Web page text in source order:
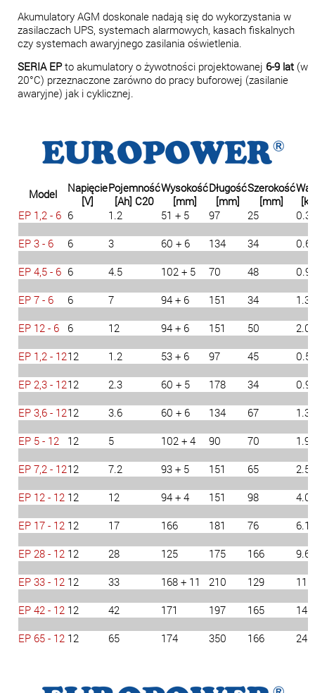
Akumulatory AGM doskonale nadają się do wykorzystania w
zasilaczach UPS, systemach alarmowych, kasach fiskalnych
czy systemach awaryjnego zasilania oświetlenia.
SERIA EPto akumulatory o żywotności projektowanej 6-9 lat(w
20°C) przeznaczone zarówno do pracy buforowej (zasilanie
awaryjne) jak i cyklicznej.
Model
Napięcie
[V]
Pojemność
[Ah] C20
Wysokość
[mm]
Długość
[mm]
Szerokość
[mm]
EP 1,2 - 6 6 1.2 51 + 5 97 25 0.3
EP 3 - 6 6 3 60 + 6 134 34
EP 4,5 - 6 6 4.5 102 + 5 70 48
EP 7 - 6 6 7 94 + 6 151 34 1.3
EP 12 - 6 6 12 94 + 6 151 50
EP 1,2 - 1212 1.2 53 + 6 97 45
EP 2,3 - 1212 2.3 60 + 5 178 34
EP 3,6 - 1212 3.6 60 + 6 134 67 1.35
EP 5 - 12 12 5 102 + 4 90 70 1.92
EP 7,2 - 1212 7.2 93 + 5 151 65 2.54
EP 12 - 12 12 12 94 + 4 151 98
EP 17 - 12 12 17 166 181 76 6.15
EP 28 - 12 12 28 125 175 166 9.6
EP 33 - 12 12 33 168 + 11 210 129
EP 42 - 12 12 42 171 197 165 14.3
EP 65 - 12 12 65 174 350 166 24.5